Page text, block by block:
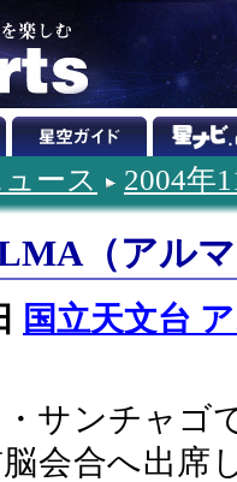
ース 2004年
（アル
国立天文台
・サンチャゴ
会合へ出席